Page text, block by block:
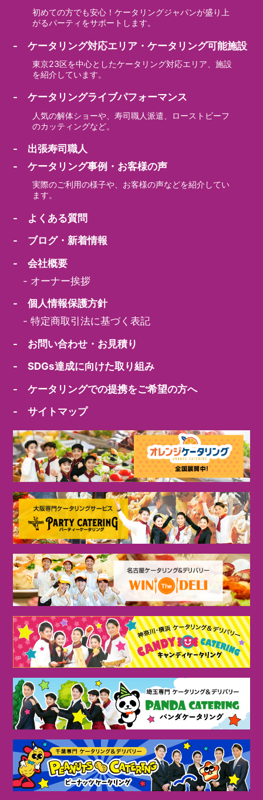
初めての方でも安心！ケータリングジャパンが盛り上
がるパーティをサポートします。
- ケータリング対応エリア・ケータリング可能施設
東京23区を中心としたケータリング対応エリア、施設
を紹介しています。
- ケータリングライブパフォーマンス
人気の解体ショーや、寿司職人派遣、ローストビーフ
のカッティングなど。
- 出張寿司職人
- ケータリング事例・お客様の声
実際のご利用の様子や、お客様の声などを紹介してい
ます。
- よくある質問
- ブログ・新着情報
- 会社概要
- オーナー挨拶
- 個人情報保護方針
-特定商取引法に基づく表記
- お問い合わせ・お見積り
- SDGs達成に向けた取り組み
- ケータリングでの提携をご希望の方へ
- サイトマップ